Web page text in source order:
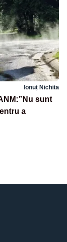
Ionuț Nichita
sunt
a